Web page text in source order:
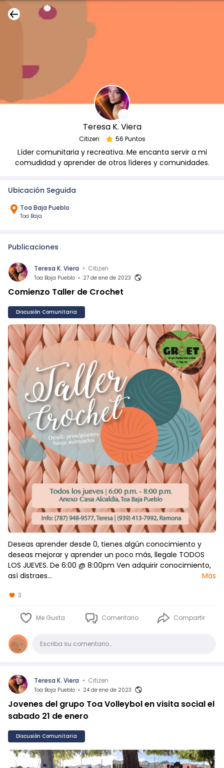
Teresa K. Viera
Citizen 56 Puntos
Líder comunitaria y recreativa. Me encanta servir a mi
comudidad y aprender de otros líderes y comunidades.
Ubicación Seguida
Toa Baja Pueblo
Toa Baja
Publicaciones
Teresa K. Viera • Citizen
Toa Baja Pueblo • 27 de ene de 2023
Comienzo Taller de Crochet
Discusión Comunitaria
Deseas aprender desde 0, tienes algún conocimiento y
deseas mejorar y aprender un poco más, llegale TODOS
LOS JUEVES. De 6:00 @ 8:00pm Ven adquirir conocimiento,
así distraes…
Más
3
Me Gusta Comentario Compartir
ComentarioEscriba su comentario…
Teresa K. Viera • Citizen
Toa Baja Pueblo • 24 de ene de 2023
Jovenes del grupo Toa Volleybol en visita social el
sabado 21 de enero
Discusión Comunitaria